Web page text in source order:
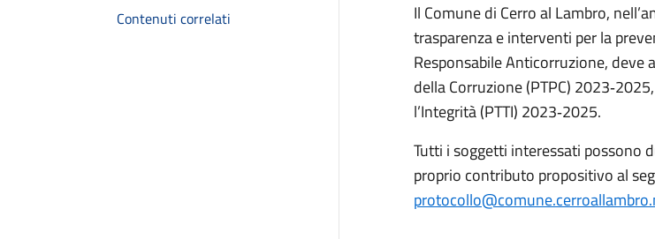
Contenuti correlati
Il Comune di Cerro al Lambro,
trasparenza e interventi per la
Responsabile Anticorruzione, deve
della Corruzione (PTPC)
l’Integrità (PTTI) 2023‐2025.
Tutti i soggetti interessati possono
proprio contributo propositivo al